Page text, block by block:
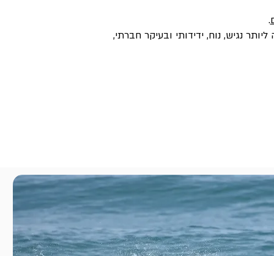
.
נגיש, נוח, ידידותי ובעיקר חברתי,